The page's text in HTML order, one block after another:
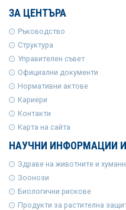
ЗА ЦЕНТЪРА
Ръководство
Структура
Управителен съвет
Официални документи
Нормативни актове
Кариери
Контакти
Карта на сайта
НАУЧНИ ИНФОРМАЦИИ
Здраве на животните и
Зоонози
Биологични рискове
Продукти за растителна